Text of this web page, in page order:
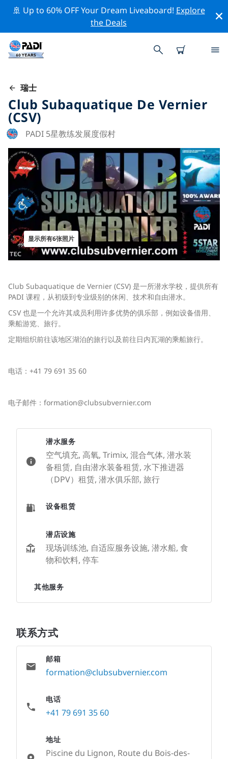
🚢 Up to 60% OFF Your Dream Liveaboard! Explore
the Deals
瑞士
Club Subaquatique De Vernier
(CSV)
PADI 5星教练发展度假村
显示所有6张照片
Club Subaquatique de Vernier (CSV) 是一所潜水学校，提供所有
PADI 课程，从初级到专业级别的休闲、技术和自由潜水。
CSV 也是一个允许其成员利用许多优势的俱乐部，例如设备借用、
乘船游览、旅行。
定期组织前往该地区湖泊的旅行以及前往日内瓦湖的乘船旅行。
电话：+41 79 691 35 60
电子邮件： formation@clubsubvernier.com
潜水服务
空气填充, 高氧, Trimix, 混合气体, 潜水装
备租赁, 自由潜水装备租赁, 水下推进器
（DPV）租赁, 潜水俱乐部, 旅行
设备租赁
潜店设施
现场训练池, 自适应服务设施, 潜水船, 食
物和饮料, 停车
其他服务
联系方式
邮箱
formation@clubsubvernier.com
电话
+41 79 691 35 60
地址
Piscine du Lignon, Route du Bois-des-